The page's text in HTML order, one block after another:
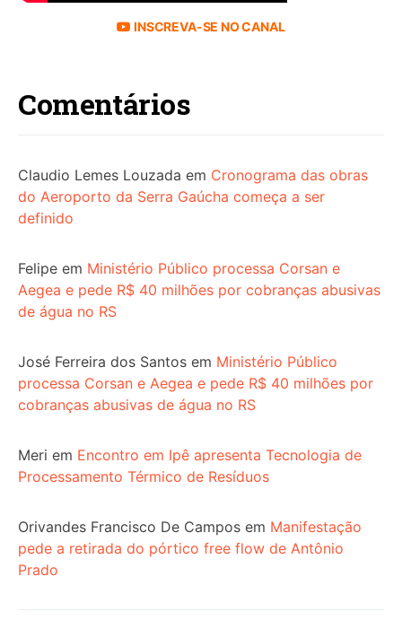
INSCREVA-SE NO CANAL
Comentários
Claudio Lemes Louzada em Cronograma das obras
do Aeroporto da Serra Gaúcha começa a ser
definido
Felipe em Ministério Público processa Corsan e
Aegea e pede R$ 40 milhões por cobranças abusivas
de água no RS
José Ferreira dos Santos em Ministério Público
processa Corsan e Aegea e pede R$ 40 milhões por
cobranças abusivas de água no RS
Meri em Encontro em Ipê apresenta Tecnologia de
Processamento Térmico de Resíduos
Orivandes Francisco De Campos em Manifestação
pede a retirada do pórtico free flow de Antônio
Prado